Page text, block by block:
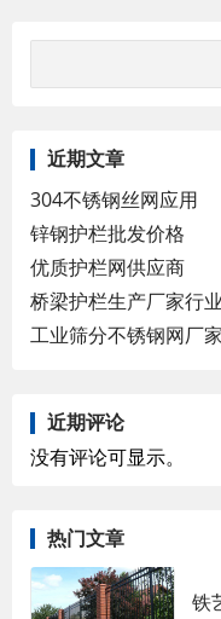
近期文章
304不锈钢丝网应用
锌钢护栏批发价格
优质护栏网供应商
桥梁护栏生产厂家行
工业筛分不锈钢网厂
近期评论
没有评论可显示。
热门文章
铁